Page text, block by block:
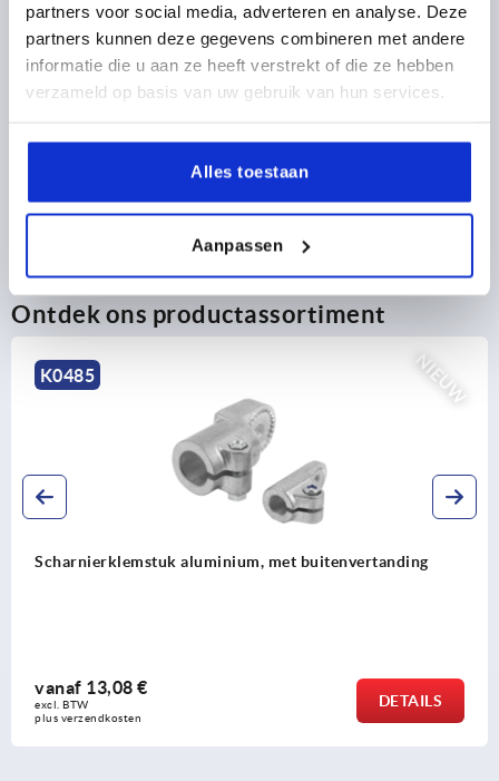
partners voor social media, adverteren en analyse. Deze
partners kunnen deze gegevens combineren met andere
informatie die u aan ze heeft verstrekt of die ze hebben
verzameld op basis van uw gebruik van hun services.
Alles toestaan
Aanpassen
PRODUCTGEGEVENS
CAD
Ontdek ons productassortiment
NIEUW
K0485
Scharnierklemstuk aluminium, met buitenvertanding
vanaf 13,08 €
excl. BTW
plus verzendkosten
DETAILS